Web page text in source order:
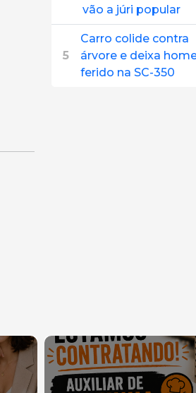
vão a júri popular
5
Carro colide contra
árvore e deixa
ferido na SC-350